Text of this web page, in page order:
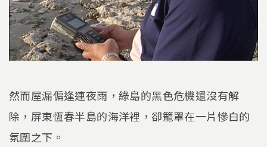
然而屋漏偏逢連夜雨，綠島的黑色危機還沒有解
除，屏東恆春半島的海洋裡，卻籠罩在一片慘白的
氛圍之下。